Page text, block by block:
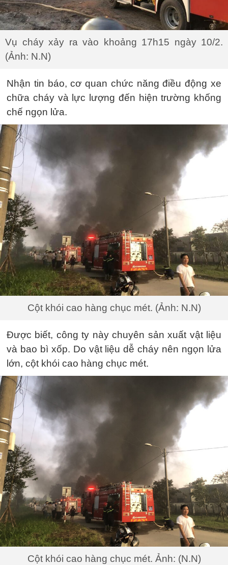
Vụ cháy xảy ra vào khoảng 17h15 ngày 10/2.
(Ảnh: N.N)
Nhận tin báo, cơ quan chức năng điều động xe
chữa cháy và lực lượng đến hiện trường khống
chế ngọn lửa.
Cột khói cao hàng chục mét. (Ảnh: N.N)
Được biết, công ty này chuyên sản xuất vật liệu
và bao bì xốp. Do vật liệu dễ cháy nên ngọn lửa
lớn, cột khói cao hàng chục mét.
Cột khói cao hàng chục mét. Ảnh: (N.N)